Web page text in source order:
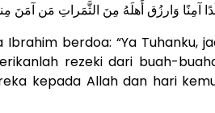
آمِنًا وَارزُق أَهلَهُ مِنَ الثَّمَراتِ مَن آمَنَ
berdoa: “Ya Tuhanku,
rezeki dari buah-
kepada Allah dan hari